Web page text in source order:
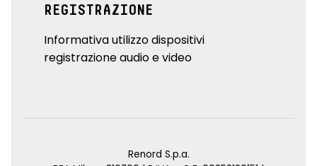
REGISTRAZIONE
Informativa utilizzo dispositivi
registrazione audio e video
Renord S.p.a.